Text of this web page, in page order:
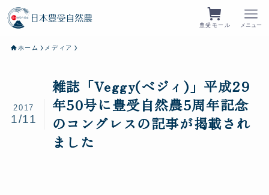
豊受モール メニュー
ホーム メディア
雑誌「Veggy(ベジィ)」平成29
年50号に豊受自然農5周年記念
のコングレスの記事が掲載され
ました
2017
1/11